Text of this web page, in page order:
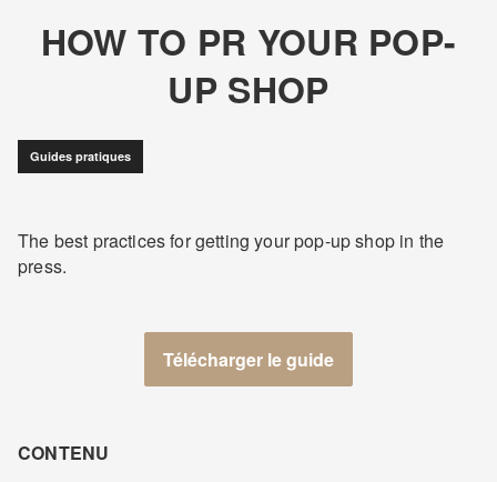
HOW TO PR YOUR POP-
UP SHOP
Guides pratiques
The best practices for getting your pop-up shop in the
press.
Télécharger le guide
CONTENU